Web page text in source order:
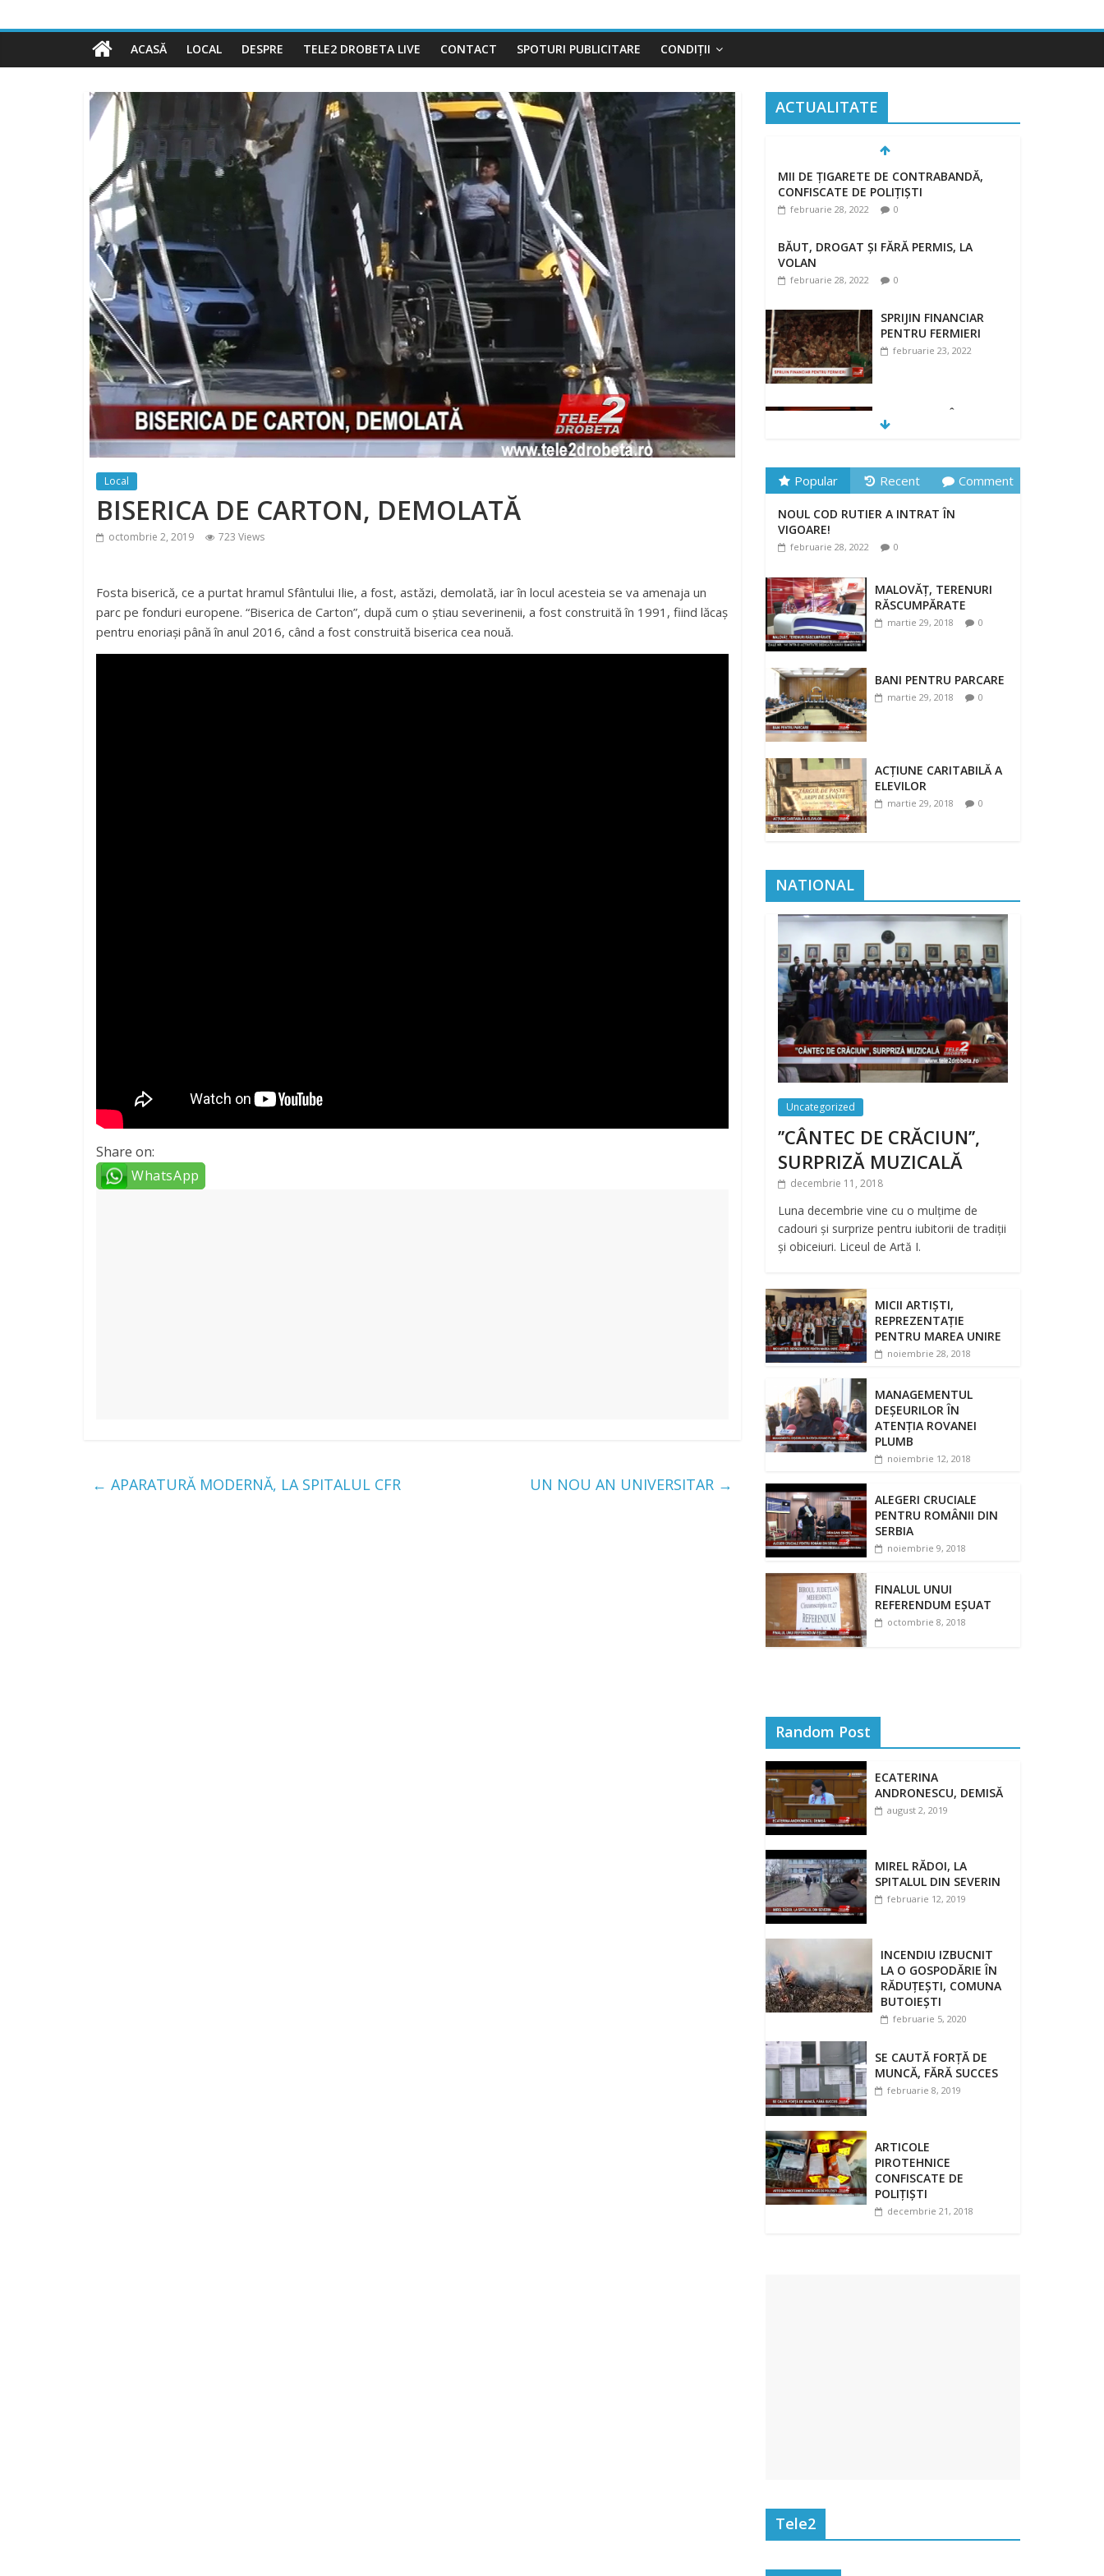
ACASĂ LOCAL DESPRE TELE2 DROBETA LIVE CONTACT SPOTURI PUBLICITARE CONDIȚII
Local
BISERICA DE CARTON, DEMOLATĂ
octombrie 2, 2019 723 Views
Fosta biserică, ce a purtat hramul Sfântului Ilie, a fost, astăzi, demolată, iar în locul acesteia se va amenaja un
parc pe fonduri europene. “Biserica de Carton”, după cum o știau severinenii, a fost construită în 1991, fiind lăcaș
pentru enoriași până în anul 2016, când a fost construită biserica cea nouă.
Share on:
WhatsApp
← APARATURĂ MODERNĂ, LA SPITALUL CFR UN NOU AN UNIVERSITAR →
ACTUALITATE
MII DE ȚIGARETE DE CONTRABANDĂ,
CONFISCATE DE POLIȚIȘTI
februarie 28, 2022 0
BĂUT, DROGAT ȘI FĂRĂ PERMIS, LA
VOLAN
februarie 28, 2022 0
SPRIJIN FINANCIAR
PENTRU FERMIERI
februarie 23, 2022
„DRAGOSTE ÎN
FĂURAR”
NOUL COD RUTIER A INTRAT ÎN
VIGOARE!
februarie 28, 2022 0
Popular Recent Comment
NOUL COD RUTIER A INTRAT ÎN
VIGOARE!
februarie 28, 2022 0
MALOVĂȚ, TERENURI
RĂSCUMPĂRATE
martie 29, 2018 0
BANI PENTRU PARCARE
martie 29, 2018 0
ACȚIUNE CARITABILĂ A
ELEVILOR
martie 29, 2018 0
NATIONAL
Uncategorized
’’CÂNTEC DE CRĂCIUN’’,
SURPRIZĂ MUZICALĂ
decembrie 11, 2018
Luna decembrie vine cu o mulțime de
cadouri și surprize pentru iubitorii de tradiții
și obiceiuri. Liceul de Artă I.
MICII ARTIȘTI,
REPREZENTAȚIE
PENTRU MAREA UNIRE
noiembrie 28, 2018
MANAGEMENTUL
DEȘEURILOR ÎN
ATENȚIA ROVANEI
PLUMB
noiembrie 12, 2018
ALEGERI CRUCIALE
PENTRU ROMÂNII DIN
SERBIA
noiembrie 9, 2018
FINALUL UNUI
REFERENDUM EȘUAT
octombrie 8, 2018
Random Post
ECATERINA
ANDRONESCU, DEMISĂ
august 2, 2019
MIREL RĂDOI, LA
SPITALUL DIN SEVERIN
februarie 12, 2019
INCENDIU IZBUCNIT
LA O GOSPODĂRIE ÎN
RĂDUŢEŞTI, COMUNA
BUTOIEŞTI
februarie 5, 2020
SE CAUTĂ FORȚĂ DE
MUNCĂ, FĂRĂ SUCCES
februarie 8, 2019
ARTICOLE
PIROTEHNICE
CONFISCATE DE
POLIȚIȘTI
decembrie 21, 2018
Tele2